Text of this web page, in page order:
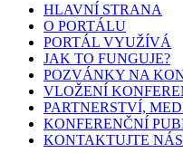
HLAVNÍ STRANA
O PORTÁLU
PORTÁL VYUŽÍVÁ
JAK TO FUNGUJE?
POZVÁNKY NA
VLOŽENÍ
PARTNERSTVÍ,
KONFERENČNÍ
KONTAKTUJTE NÁS